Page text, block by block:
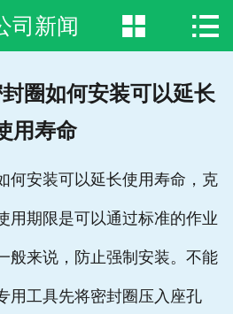
网站首页
生产装备
合作客户
司新闻  
圈如何安装可以延长
用寿命
何安装可以延长使用寿命，克
用期限是可以通过标准的作业
般来说，防止强制安装。不能
用工具先将密封圈压入座孔